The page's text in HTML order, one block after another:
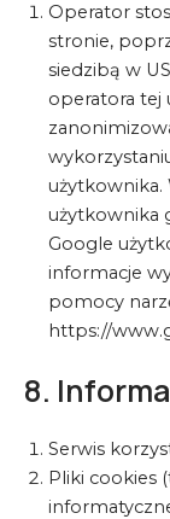
Operator
stronie,
siedzibą w
operatora tej
użytkownika.
użytkownika
Google
informacje
pomocy
https://
8.
Serwis
Pliki cookies